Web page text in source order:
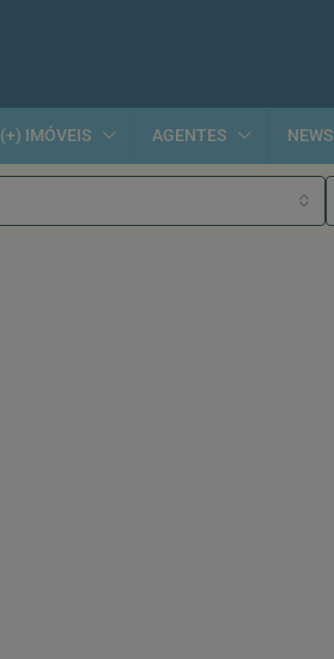
(+) IMÓVEIS AGENTES NEWS